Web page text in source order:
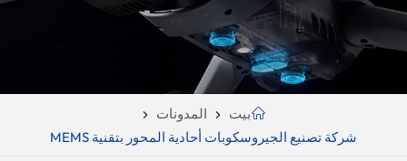
بالعربية
CN
بيت
المدونات
شركة تصنيع الجيروسكوبات أحادية المحور بتقنية MEMS